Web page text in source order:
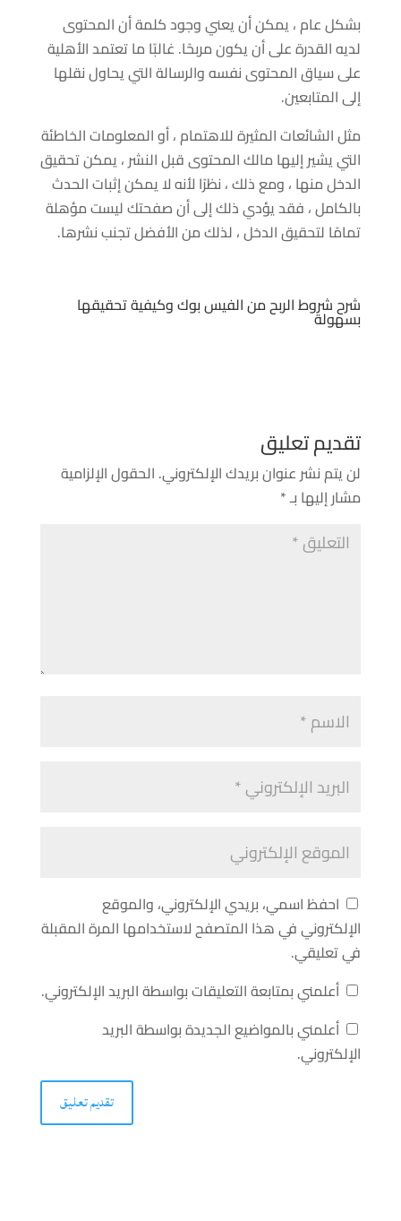
بشكل عام ، يمكن أن يعني وجود كلمة أن المحتوى
لديه القدرة على أن يكون مربحًا. غالبًا ما تعتمد الأهلية
على سياق المحتوى نفسه والرسالة التي يحاول نقلها
إلى المتابعين.
مثل الشائعات المثيرة للاهتمام ، أو المعلومات الخاطئة
التي يشير إليها مالك المحتوى قبل النشر ، يمكن تحقيق
الدخل منها ، ومع ذلك ، نظرًا لأنه لا يمكن إثبات الحدث
بالكامل ، فقد يؤدي ذلك إلى أن صفحتك ليست مؤهلة
تمامًا لتحقيق الدخل ، لذلك من الأفضل تجنب نشرها.
شرح شروط الربح من الفيس بوك وكيفية تحقيقها
بسهولة
تقديم تعليق
لن يتم نشر عنوان بريدك الإلكتروني. الحقول الإلزامية
مشار إليها بـ*
احفظ اسمي، بريدي الإلكتروني، والموقع
الإلكتروني في هذا المتصفح لاستخدامها المرة المقبلة
في تعليقي.
أعلمني بمتابعة التعليقات بواسطة البريد الإلكتروني.
أعلمني بالمواضيع الجديدة بواسطة البريد
الإلكتروني.